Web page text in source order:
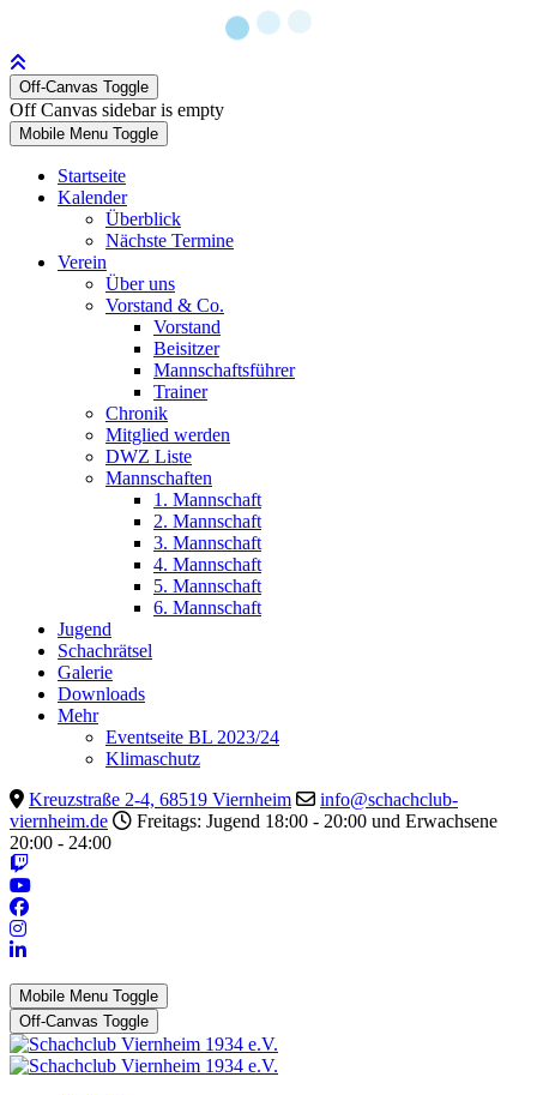
Off-Canvas Toggle
Off Canvas sidebar is empty
Mobile Menu Toggle
Startseite
Kalender
Überblick
Nächste Termine
Verein
Über uns
Vorstand & Co.
Vorstand
Beisitzer
Mannschaftsführer
Trainer
Chronik
Mitglied werden
DWZ Liste
Mannschaften
1. Mannschaft
2. Mannschaft
3. Mannschaft
4. Mannschaft
5. Mannschaft
6. Mannschaft
Jugend
Schachrätsel
Galerie
Downloads
Mehr
Eventseite BL 2023/24
Klimaschutz
Kreuzstraße 2-4, 68519 Viernheim
info@schachclub-
viernheim.de
Freitags: Jugend 18:00 - 20:00 und Erwachsene
20:00 - 24:00
Mobile Menu Toggle
Off-Canvas Toggle